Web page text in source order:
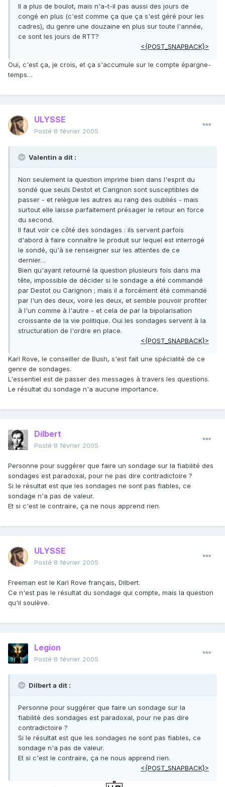
Il a plus de boulot, mais n'a-t-il pas aussi des jours de
congé en plus (c'est comme ça que ça s'est géré pour les
cadres), du genre une douzaine en plus sur toute l'année,
ce sont les jours de RTT?
<{POST_SNAPBACK}>
Oui, c'est ça, je crois, et ça s'accumule sur le compte épargne-
temps…
ULYSSE
Posté 8 février 2005
Valentin a dit :
Non seulement la question imprime bien dans l'esprit du
sondé que seuls Destot et Carignon sont susceptibles de
passer - et relègue les autres au rang des oubliés - mais
surtout elle laisse parfaitement présager le retour en force
du second.
Il faut voir ce côté des sondages : ils servent parfois
d'abord à faire connaître le produit sur lequel est interrogé
le sondé, qu'à se renseigner sur les attentes de ce
dernier…
Bien qu'ayant retourné la question plusieurs fois dans ma
tête, impossible de décider si le sondage a été commandé
par Destot ou Carignon ; mais il a forcément été commandé
par l'un des deux, voire les deux, et semble pouvoir profiter
à l'un comme à l'autre - et cela de par la bipolarisation
croissante de la vie politique. Oui les sondages servent à la
structuration de l'ordre en place.
<{POST_SNAPBACK}>
Karl Rove, le conseiller de Bush, s'est fait une spécialité de ce
genre de sondages.
L'essentiel est de passer des messages à travers les questions.
Le résultat du sondage n'a aucune importance.
Dilbert
Posté 8 février 2005
Personne pour suggérer que faire un sondage sur la fiabilité des
sondages est paradoxal, pour ne pas dire contradictoire ?
Si le résultat est que les sondages ne sont pas fiables, ce
sondage n'a pas de valeur.
Et si c'est le contraire, ça ne nous apprend rien.
ULYSSE
Posté 8 février 2005
Freeman est le Karl Rove français, Dilbert.
Ce n'est pas le résultat du sondage qui compte, mais la question
qu'il soulève.
Legion
Posté 8 février 2005
Dilbert a dit :
Personne pour suggérer que faire un sondage sur la
fiabilité des sondages est paradoxal, pour ne pas dire
contradictoire ?
Si le résultat est que les sondages ne sont pas fiables, ce
sondage n'a pas de valeur.
Et si c'est le contraire, ça ne nous apprend rien.
<{POST_SNAPBACK}>